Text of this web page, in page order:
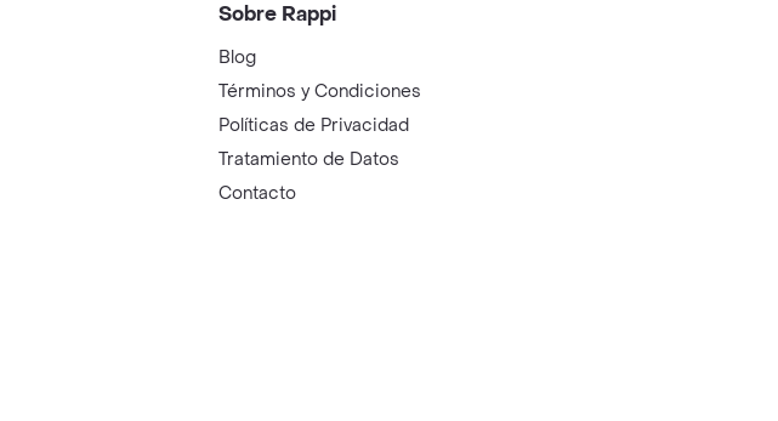
Sobre Rappi
Blog
Términos y Condiciones
Políticas de Privacidad
Tratamiento de Datos
Contacto